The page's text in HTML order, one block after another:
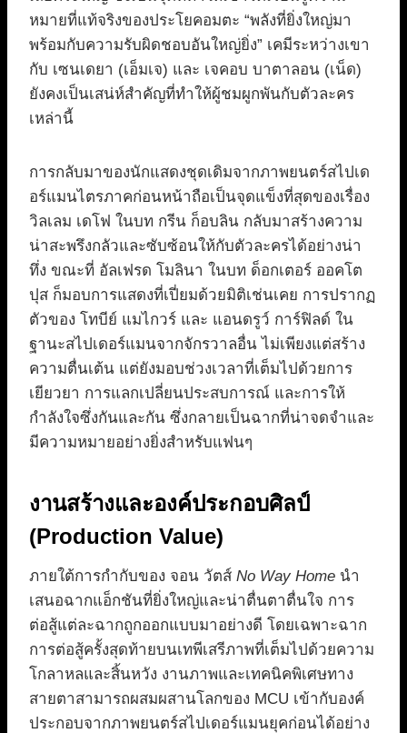
หมายที่แท้จริงของประโยคอมตะ “พลังที่ยิ่งใหญ่มา
พร้อมกับความรับผิดชอบอันใหญ่ยิ่ง” เคมีระหว่างเขา
กับ เซนเดยา (เอ็มเจ) และ เจคอบ บาตาลอน (เน็ด)
ยังคงเป็นเสน่ห์สำคัญที่ทำให้ผู้ชมผูกพันกับตัวละคร
เหล่านี้
การกลับมาของนักแสดงชุดเดิมจากภาพยนตร์สไปเด
อร์แมนไตรภาคก่อนหน้าถือเป็นจุดแข็งที่สุดของเรื่อง
วิลเลม เดโฟ ในบท กรีน ก็อบลิน กลับมาสร้างความ
น่าสะพรึงกลัวและซับซ้อนให้กับตัวละครได้อย่างน่า
ทึ่ง ขณะที่ อัลเฟรด โมลินา ในบท ด็อกเตอร์ ออคโต
ปุส ก็มอบการแสดงที่เปี่ยมด้วยมิติเช่นเคย การปรากฏ
ตัวของ โทบีย์ แมไกวร์ และ แอนดรูว์ การ์ฟิลด์ ใน
ฐานะสไปเดอร์แมนจากจักรวาลอื่น ไม่เพียงแต่สร้าง
ความตื่นเต้น แต่ยังมอบช่วงเวลาที่เต็มไปด้วยการ
เยียวยา การแลกเปลี่ยนประสบการณ์ และการให้
กำลังใจซึ่งกันและกัน ซึ่งกลายเป็นฉากที่น่าจดจำและ
มีความหมายอย่างยิ่งสำหรับแฟนๆ
งานสร้างและองค์ประกอบศิลป์
(Production Value)
ภายใต้การกำกับของ จอน วัตส์ No Way Home นำ
เสนอฉากแอ็กชันที่ยิ่งใหญ่และน่าตื่นตาตื่นใจ การ
ต่อสู้แต่ละฉากถูกออกแบบมาอย่างดี โดยเฉพาะฉาก
การต่อสู้ครั้งสุดท้ายบนเทพีเสรีภาพที่เต็มไปด้วยความ
โกลาหลและสิ้นหวัง งานภาพและเทคนิคพิเศษทาง
สายตาสามารถผสมผสานโลกของ MCU เข้ากับองค์
ประกอบจากภาพยนตร์สไปเดอร์แมนยุคก่อนได้อย่าง